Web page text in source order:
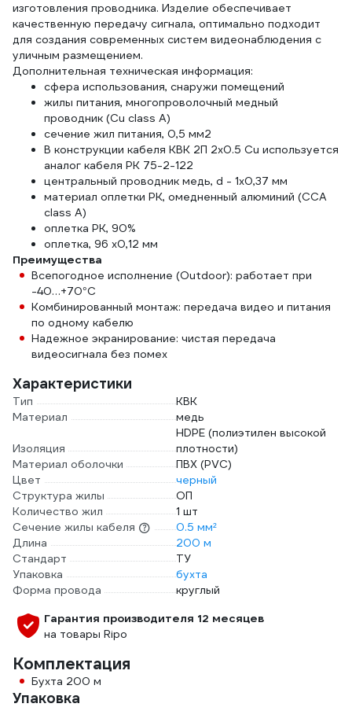
изготовления проводника. Изделие обеспечивает
качественную передачу сигнала, оптимально подходит
для создания современных систем видеонаблюдения с
уличным размещением.
Дополнительная техническая информация:
сфера использования, снаружи помещений
жилы питания, многопроволочный медный
проводник (Сu class A)
сечение жил питания, 0,5 мм2
В конструкции кабеля КВК 2П 2х0.5 Cu используется
аналог кабеля РК 75-2-122
центральный проводник медь, d - 1х0,37 мм
материал оплетки РК, омедненный алюминий (ССА
class A)
оплетка РК, 90%
оплетка, 96 х0,12 мм
Преимущества
Всепогодное исполнение (Outdoor): работает при
-40…+70°C
Комбинированный монтаж: передача видео и питания
по одному кабелю
Надежное экранирование: чистая передача
видеосигнала без помех
Характеристики
Тип
КВК
Материал
медь
Изоляция
HDPE (полиэтилен высокой
плотности)
Материал оболочки
ПВХ (PVC)
Цвет
черный
Структура жилы
ОП
Количество жил
1 шт
Сечение жилы кабеля
0.5 мм²
Длина
200 м
Стандарт
ТУ
Упаковка
бухта
Форма провода
круглый
Гарантия производителя 12 месяцев
на товары Ripo
Комплектация
Бухта 200 м
Упаковка